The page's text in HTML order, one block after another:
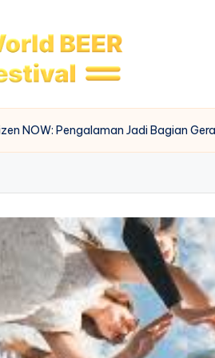
NOW: Pengalaman Jadi Bagian